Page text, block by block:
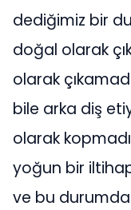
dediğimiz bir
doğal olarak
olarak
bile arka diş
olarak
yoğun bir
ve bu durumda